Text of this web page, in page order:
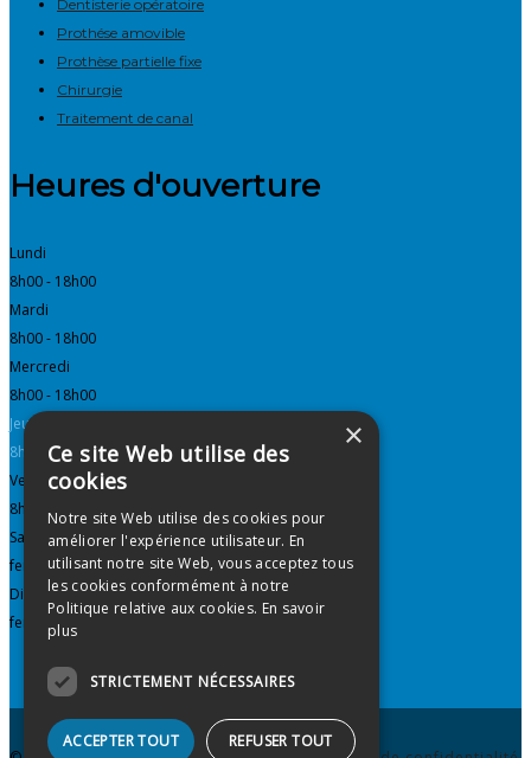
Dentisterie opératoire
Prothése amovible
Prothèse partielle fixe
Chirurgie
Traitement de canal
Heures d'ouverture
Lundi
8h00 - 18h00
Mardi
8h00 - 18h00
Mercredi
8h00 - 18h00
Jeudi
8h00 - 18h00
Vendredi
8h00 - 18h00
Samedi
fermé
Dimanche
fermé
×
Ce site Web utilise des
cookies
Notre site Web utilise des cookies pour
améliorer l'expérience utilisateur. En
utilisant notre site Web, vous acceptez tous
les cookies conformément à notre
Politique relative aux cookies. En savoir
plus
STRICTEMENT NÉCESSAIRES
ACCEPTER TOUT REFUSER TOUT